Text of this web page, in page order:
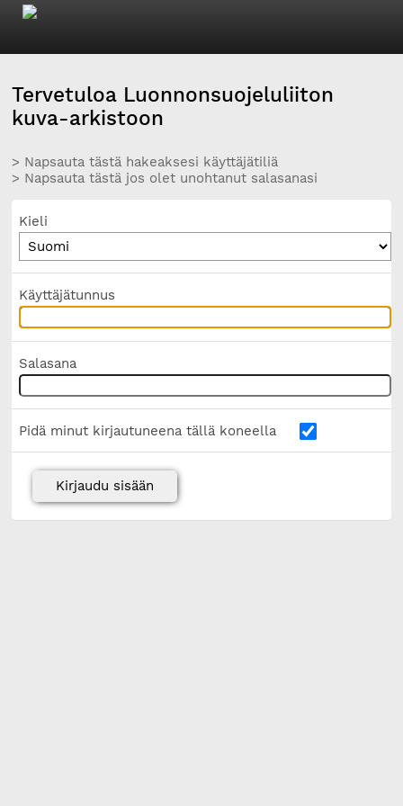
Tervetuloa Luonnonsuojeluliiton
kuva-arkistoon
> Napsauta tästä hakeaksesi käyttäjätiliä
> Napsauta tästä jos olet unohtanut salasanasi
Kieli
Käyttäjätunnus
Salasana
Pidä minut kirjautuneena tällä koneella